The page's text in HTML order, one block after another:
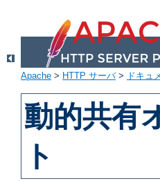
Apache > HTTP サーバ> ドキュ
動的共有
ト